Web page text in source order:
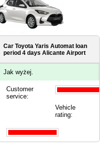
Car Toyota Yaris Automat loan
period 4 daysAlicante Airport
Jak wyżej.
Customer
service:
Vehicle
rating: